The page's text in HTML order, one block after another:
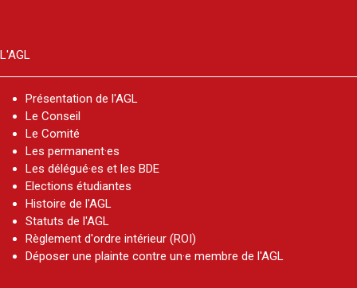
L'AGL
Présentation de l'AGL
Le Conseil
Le Comité
Les permanent·es
Les délégué·es et les BDE
Elections étudiantes
Histoire de l'AGL
Statuts de l'AGL
Règlement d'ordre intérieur (ROI)
Déposer une plainte contre un·e membre de l'AGL